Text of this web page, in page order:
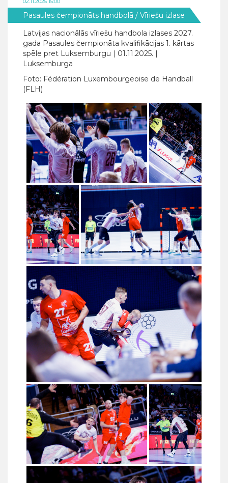
Pasaules čempionāts handbolā / Vīriešu izlase
Latvijas nacionālās vīriešu handbola izlases 2027.
gada Pasaules čempionāta kvalifikācijas 1. kārtas
spēle pret Luksemburgu | 01.11.2025. |
Luksemburga
Foto: Fédération Luxembourgeoise de Handball
(FLH)